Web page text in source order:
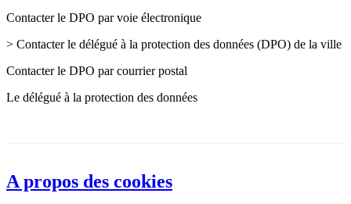
Contacter le DPO par voie électronique
> Contacter le délégué à la protection des données (DPO) de la ville
Contacter le DPO par courrier postal
Le délégué à la protection des données
A propos des cookies